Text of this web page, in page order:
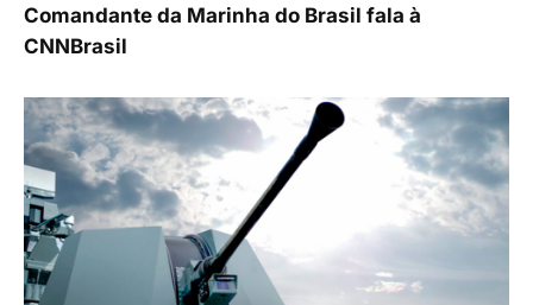
Comandante da Marinha do Brasil fala à
CNNBrasil